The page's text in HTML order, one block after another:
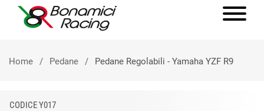
Home Pedane Pedane Regolabili - Yamaha YZF R9
CODICE Y017